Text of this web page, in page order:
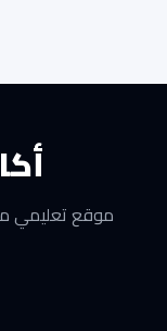
موقع تعليمي